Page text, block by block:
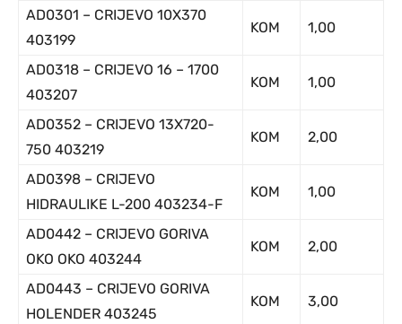
AD0301 – CRIJEVO 10X370
403199
KOM 1,00
AD0318 – CRIJEVO 16 – 1700
403207
KOM 1,00
AD0352 – CRIJEVO 13X720-
750 403219
KOM 2,00
AD0398 – CRIJEVO
HIDRAULIKE L-200 403234-F
KOM 1,00
AD0442 – CRIJEVO GORIVA
OKO OKO 403244
KOM 2,00
AD0443 – CRIJEVO GORIVA
HOLENDER 403245
KOM 3,00